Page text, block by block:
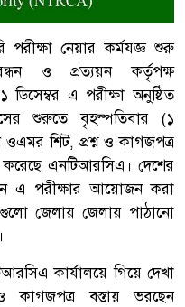
পরীক্ষা নেয়ার কর্মযজ্ঞ শুরু
ও প্রত্যয়ন কর্তৃপক্ষ
এ পরীক্ষা অনুষ্ঠিত
শুরুতে বৃহস্পতিবার (১
শিট, প্রশ্ন ও কাগজপত্র
করেছে এনটিআরসিএ। দেশের
এ পরীক্ষার আয়োজন করা
জেলায় জেলায় পাঠানো
কার্যালয়ে গিয়ে দেখা
বস্তায় ভরছেন